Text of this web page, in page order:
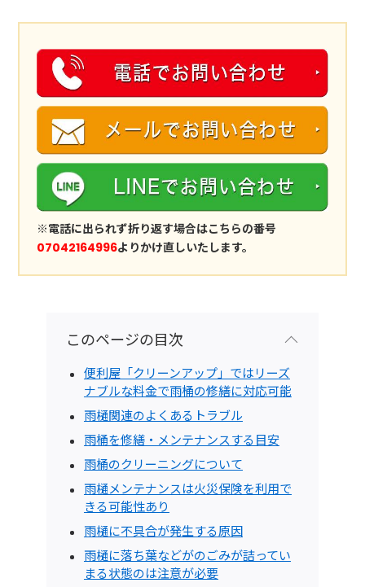
※電話に出られず折り返す場合はこちらの番号
07042164996よりかけ直しいたします。
このページの目次
便利屋「クリーンアップ」ではリーズ
ナブルな料金で雨桶の修繕に対応可能
雨樋関連のよくあるトラブル
雨桶を修繕・メンテナンスする目安
雨桶のクリーニングについて
雨樋メンテナンスは火災保険を利用で
きる可能性あり
雨樋に不具合が発生する原因
雨樋に落ち葉などがのごみが詰ってい
まる状態のは注意が必要